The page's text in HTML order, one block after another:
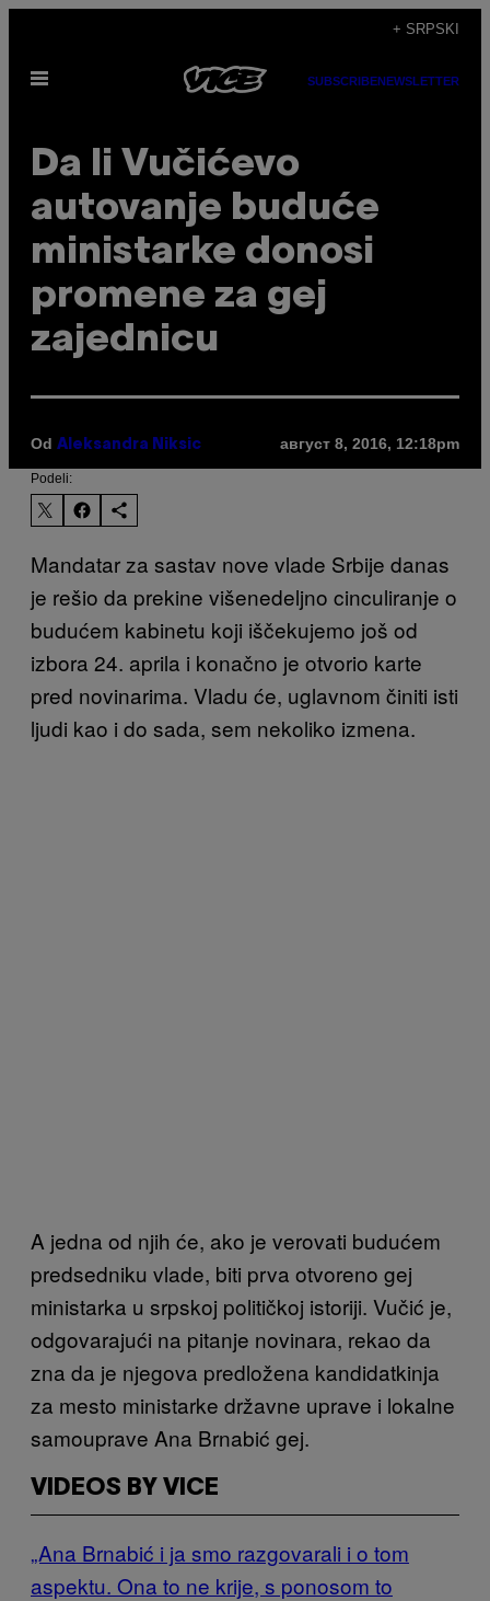
садржај
+ SRPSKI
Otvori
SUBSCRIBENEWSLETTER
Da li Vučićevo
autovanje buduće
ministarke donosi
promene za gej
zajednicu
Od Aleksandra Niksic август 8, 2016, 12:18pm
Podeli:
Mandatar za sastav nove vlade Srbije danas
je rešio da prekine višenedeljno cinculiranje o
budućem kabinetu koji iščekujemo još od
izbora 24. aprila i konačno je otvorio karte
pred novinarima. Vladu će, uglavnom činiti isti
ljudi kao i do sada, sem nekoliko izmena.
A jedna od njih će, ako je verovati budućem
predsedniku vlade, biti prva otvoreno gej
ministarka u srpskoj političkoj istoriji. Vučić je,
odgovarajući na pitanje novinara, rekao da
zna da je njegova predložena kandidatkinja
za mesto ministarke državne uprave i lokalne
samouprave Ana Brnabić gej.
VIDEOS BY VICE
„Ana Brnabić i ja smo razgovarali i o tom
aspektu. Ona to ne krije, s ponosom to